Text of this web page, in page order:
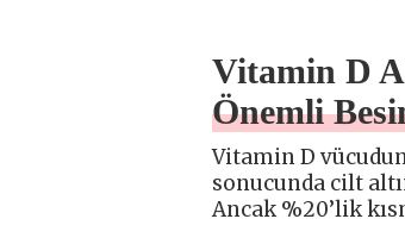
Vitamin D
Önemli
Vitamin D
sonucunda cilt
Ancak %20’lik